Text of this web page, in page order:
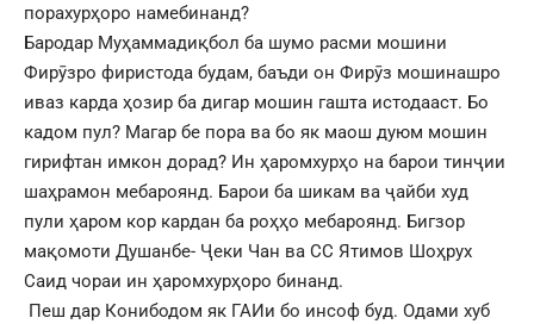
порахурҳоро намебинанд?
Бародар Муҳаммадиқбол ба шумо расми мошини
Фирӯзро фиристода будам, баъди он Фирӯз мошинашро
иваз карда ҳозир ба дигар мошин гашта истодааст. Бо
кадом пул? Магар бе пора ва бо як маош дуюм мошин
гирифтан имкон дорад? Ин ҳаромхурҳо на барои тинҷии
шаҳрамон мебароянд. Барои ба шикам ва ҷайби худ
пули ҳаром кор кардан ба роҳҳо мебароянд. Бигзор
мақомоти Душанбе- Ҷеки Чан ва СС Ятимов Шоҳрух
Саид чораи ин ҳаромхурҳоро бинанд.
Пеш дар Конибодом як ГАИи бо инсоф буд. Одами хуб